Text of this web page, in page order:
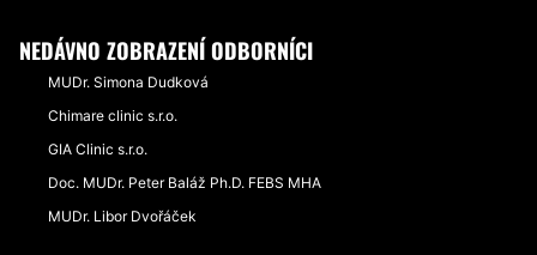
NEDÁVNO ZOBRAZENÍ ODBORNÍCI
MUDr. Simona Dudková
Chimare clinic s.r.o.
GIA Clinic s.r.o.
Doc. MUDr. Peter Baláž Ph.D. FEBS MHA
MUDr. Libor Dvořáček